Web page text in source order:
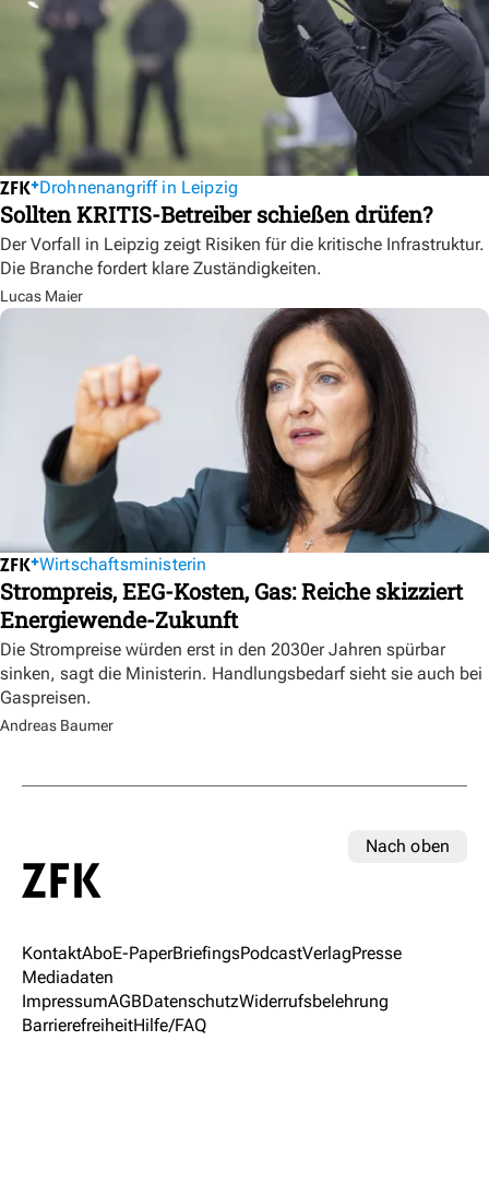
Drohnenangriff in Leipzig
Sollten KRITIS-Betreiber schießen drüfen?
Der Vorfall in Leipzig zeigt Risiken für die kritische Infrastruktur.
Die Branche fordert klare Zuständigkeiten.
Lucas Maier
Wirtschaftsministerin
Strompreis, EEG-Kosten, Gas: Reiche skizziert
Energiewende-Zukunft
Die Strompreise würden erst in den 2030er Jahren spürbar
sinken, sagt die Ministerin. Handlungsbedarf sieht sie auch bei
Gaspreisen.
Andreas Baumer
Nach oben
KontaktAboE-PaperBriefingsPodcastVerlagPresse
Mediadaten
ImpressumAGBDatenschutzWiderrufsbelehrung
BarrierefreiheitHilfe/FAQ